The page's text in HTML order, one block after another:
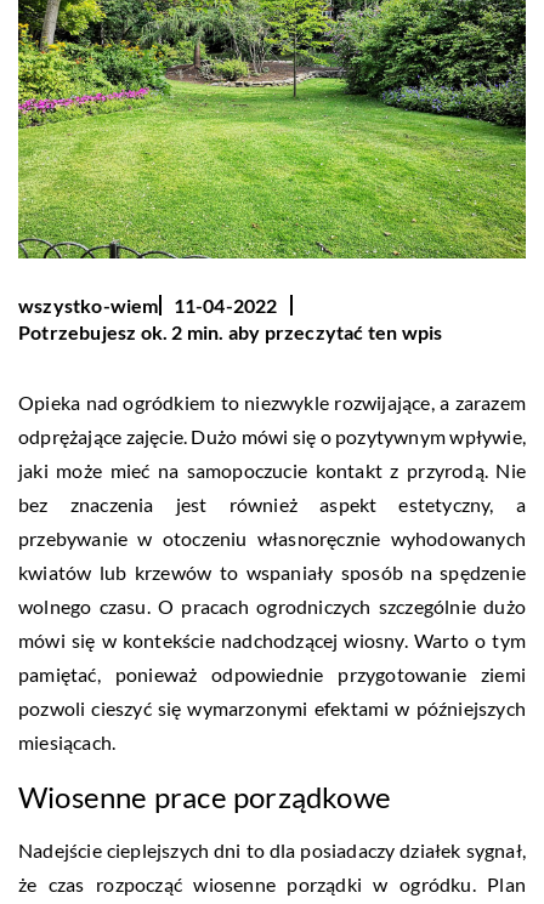
wszystko-wiem
11-04-2022
Potrzebujesz ok. 2 min. aby przeczytać ten wpis
Opieka nad ogródkiem to niezwykle rozwijające, a zarazem
odprężające zajęcie. Dużo mówi się o pozytywnym wpływie,
jaki może mieć na samopoczucie kontakt z przyrodą. Nie
bez znaczenia jest również aspekt estetyczny, a
przebywanie w otoczeniu własnoręcznie wyhodowanych
kwiatów lub krzewów to wspaniały sposób na spędzenie
wolnego czasu. O pracach ogrodniczych szczególnie dużo
mówi się w kontekście nadchodzącej wiosny. Warto o tym
pamiętać, ponieważ odpowiednie przygotowanie ziemi
pozwoli cieszyć się wymarzonymi efektami w późniejszych
miesiącach.
Wiosenne prace porządkowe
Nadejście cieplejszych dni to dla posiadaczy działek sygnał,
że czas rozpocząć wiosenne porządki w ogródku. Plan